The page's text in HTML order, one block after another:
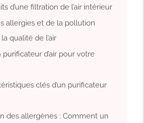
d’une filtration de l’air intérieur
allergies et de la pollution
qualité de l’air
d’air pour votre
clés d’un purificateur
des allergènes : Comment un